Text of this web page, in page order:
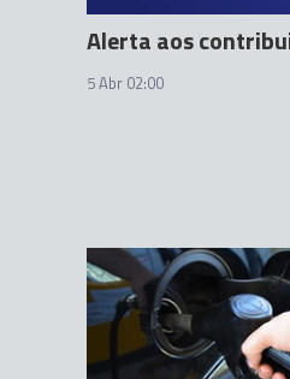
Alerta aos
5 Abr 02:00